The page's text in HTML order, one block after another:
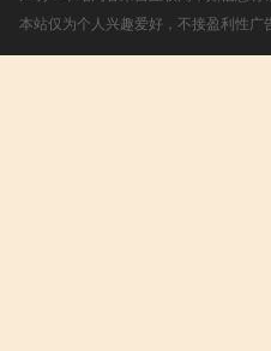
本站仅为个人兴趣爱好，不接盈利性广